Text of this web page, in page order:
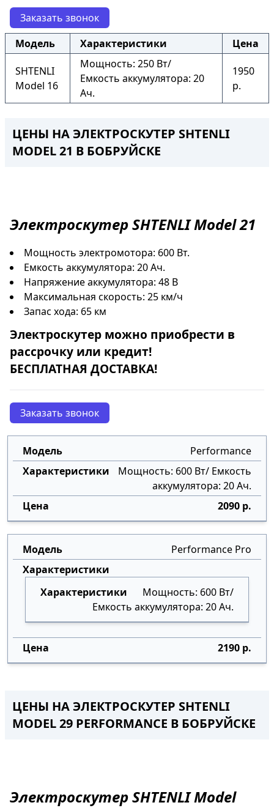
Заказать звонок
Модель
Характеристики Цена
SHTENLI
Model 16
Мощность: 250 Вт/
Емкость аккумулятора: 20
Ач.
1950
р.
ЦЕНЫ НА ЭЛЕКТРОСКУТЕР SHTENLI
MODEL 21 В БОБРУЙСКЕ
ЭлектроскутерSHTENLI Model 21
Мощность электромотора: 600 Вт.
Емкость аккумулятора: 20 Ач.
Напряжение аккумулятора: 48 В
Максимальная скорость: 25 км/ч
Запас хода: 65 км
Электроскутер можно приобрести в
рассрочку или кредит!
БЕСПЛАТНАЯ ДОСТАВКА!
Заказать звонок
Performance
Мощность: 600 Вт/ Емкость
аккумулятора: 20 Ач.
2090 р.
Performance Pro
Мощность: 600 Вт/
Емкость аккумулятора: 20 Ач.
2190 р.
ЦЕНЫ НА ЭЛЕКТРОСКУТЕР SHTENLI
MODEL 29 PERFORMANCE В БОБРУЙСКЕ
ЭлектроскутерSHTENLI Model